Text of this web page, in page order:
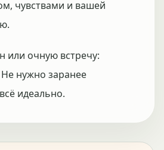
чувствами и вашей
или очную встречу:
Не нужно заранее
идеально.